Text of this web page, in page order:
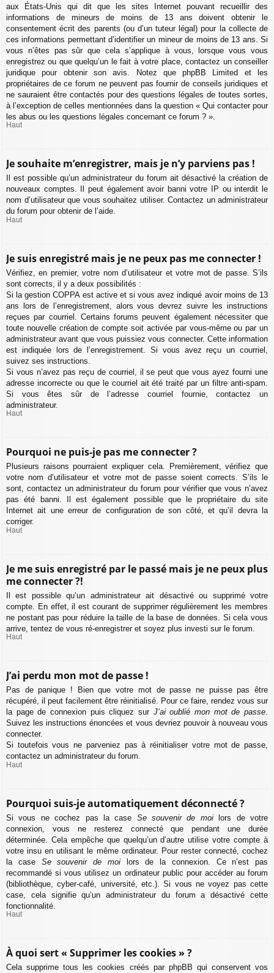
aux États-Unis qui dit que les sites Internet pouvant recueillir des
informations de mineurs de moins de 13 ans doivent obtenir le
consentement écrit des parents (ou d’un tuteur légal) pour la collecte de
ces informations permettant d’identifier un mineur de moins de 13 ans. Si
vous n’êtes pas sûr que cela s’applique à vous, lorsque vous vous
enregistrez ou que quelqu’un le fait à votre place, contactez un conseiller
juridique pour obtenir son avis. Notez que phpBB Limited et les
propriétaires de ce forum ne peuvent pas fournir de conseils juridiques et
ne sauraient être contactés pour des questions légales de toutes sortes,
à l’exception de celles mentionnées dans la question « Qui contacter pour
les abus ou les questions légales concernant ce forum ? ».
Haut
Je souhaite m’enregistrer, mais je n’y parviens pas !
Il est possible qu’un administrateur du forum ait désactivé la création de
nouveaux comptes. Il peut également avoir banni votre IP ou interdit le
nom d’utilisateur que vous souhaitez utiliser. Contactez un administrateur
du forum pour obtenir de l’aide.
Haut
Je suis enregistré mais je ne peux pas me connecter !
Vérifiez, en premier, votre nom d’utilisateur et votre mot de passe. S’ils
sont corrects, il y a deux possibilités :
Si la gestion COPPA est active et si vous avez indiqué avoir moins de 13
ans lors de l’enregistrement, alors vous devrez suivre les instructions
reçues par courriel. Certains forums peuvent également nécessiter que
toute nouvelle création de compte soit activée par vous-même ou par un
administrateur avant que vous puissiez vous connecter. Cette information
est indiquée lors de l’enregistrement. Si vous avez reçu un courriel,
suivez ses instructions.
Si vous n’avez pas reçu de courriel, il se peut que vous ayez fourni une
adresse incorrecte ou que le courriel ait été traité par un filtre anti-spam.
Si vous êtes sûr de l’adresse courriel fournie, contactez un
administrateur.
Haut
Pourquoi ne puis-je pas me connecter ?
Plusieurs raisons pourraient expliquer cela. Premièrement, vérifiez que
votre nom d’utilisateur et votre mot de passe soient corrects. S’ils le
sont, contactez un administrateur du forum pour vérifier que vous n’avez
pas été banni. Il est également possible que le propriétaire du site
Internet ait une erreur de configuration de son côté, et qu’il devra la
corriger.
Haut
Je me suis enregistré par le passé mais je ne peux plus
me connecter ?!
Il est possible qu’un administrateur ait désactivé ou supprimé votre
compte. En effet, il est courant de supprimer régulièrement les membres
ne postant pas pour réduire la taille de la base de données. Si cela vous
arrive, tentez de vous ré-enregistrer et soyez plus investi sur le forum.
Haut
J’ai perdu mon mot de passe !
Pas de panique ! Bien que votre mot de passe ne puisse pas être
récupéré, il peut facilement être réinitialisé. Pour ce faire, rendez vous sur
la page de connexion puis cliquez sur J’ai oublié mon mot de passe.
Suivez les instructions énoncées et vous devriez pouvoir à nouveau vous
connecter.
Si toutefois vous ne parveniez pas à réinitialiser votre mot de passe,
contactez un administrateur du forum.
Haut
Pourquoi suis-je automatiquement déconnecté ?
Si vous ne cochez pas la case Se souvenir de moilors de votre
connexion, vous ne resterez connecté que pendant une durée
déterminée. Cela empêche que quelqu’un d’autre utilise votre compte à
votre insu en utilisant le même ordinateur. Pour rester connecté, cochez
la case Se souvenir de moilors de la connexion. Ce n’est pas
recommandé si vous utilisez un ordinateur public pour accéder au forum
(bibliothèque, cyber-café, université, etc.). Si vous ne voyez pas cette
case, cela signifie qu’un administrateur du forum a désactivé cette
fonctionnalité.
Haut
À quoi sert « Supprimer les cookies » ?
Cela supprime tous les cookies créés par phpBB qui conservent vos